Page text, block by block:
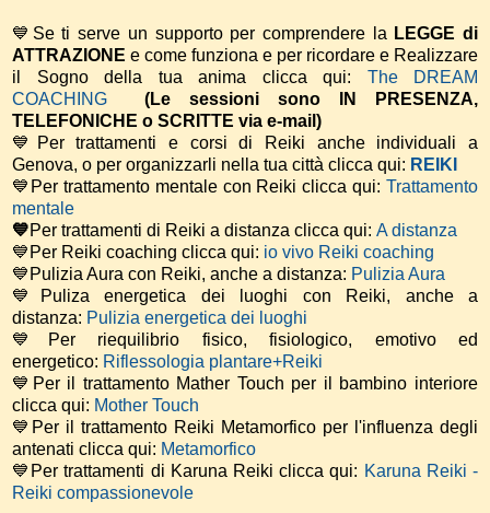
💙Se ti serve un supporto per comprendere la LEGGE di
ATTRAZIONE e come funziona e per ricordare e Realizzare
il Sogno della tua anima clicca qui: The DREAM
COACHING
(Le sessioni sono IN PRESENZA,
TELEFONICHE o SCRITTE via e-mail)
💙Per trattamenti e corsi di Reiki anche individuali a
Genova, o per organizzarli nella tua città clicca qui: REIKI
💙Per trattamento mentale con Reiki clicca qui: Trattamento
mentale
💙Per trattamenti di Reiki a distanza clicca qui: A distanza
💙Per Reiki coaching clicca qui: io vivo Reiki coaching
💙Pulizia Aura con Reiki, anche a distanza: Pulizia Aura
💙Puliza energetica dei luoghi con Reiki, anche a
distanza: Pulizia energetica dei luoghi
💙Per riequilibrio fisico, fisiologico, emotivo ed
energetico: Riflessologia plantare+Reiki
💙Per il trattamento Mather Touch per il bambino interiore
clicca qui: Mother Touch
💙Per il trattamento Reiki Metamorfico per l'influenza degli
antenati clicca qui: Metamorfico
💙Per trattamenti di Karuna Reiki clicca qui: Karuna Reiki -
Reiki compassionevole